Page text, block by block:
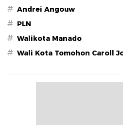
# Andrei Angouw
# PLN
# Walikota Manado
# Wali Kota Tomohon Caroll